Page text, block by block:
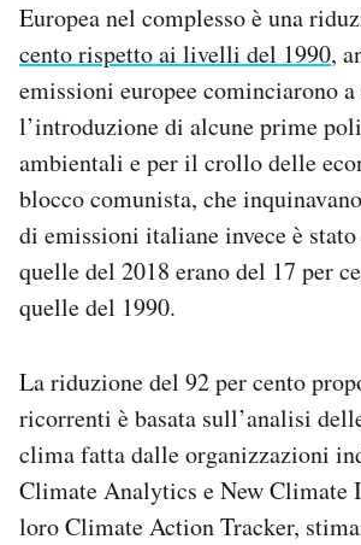
Europea nel complesso è una
cento rispetto ai livelli del 1990,
emissioni europee cominciarono
l’introduzione di alcune prime
ambientali e per il crollo delle
blocco comunista, che
di emissioni italiane invece è
quelle del 2018 erano del 17 per
quelle del 1990.
La riduzione del 92 per cento
ricorrenti è basata sull’analisi
clima fatta dalle organizzazioni
Climate Analytics e New Climate
loro Climate Action Tracker,